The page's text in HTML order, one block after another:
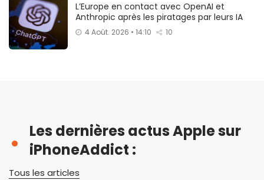
L’Europe en contact avec OpenAI et
Anthropic après les piratages par leurs IA
4 Août. 2026 • 14:10 10
Les dernières actus Apple sur
iPhoneAddict :
Tous les articles